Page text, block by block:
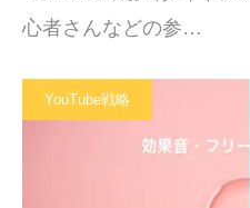
心者さんなどの参…
YouTube戦略